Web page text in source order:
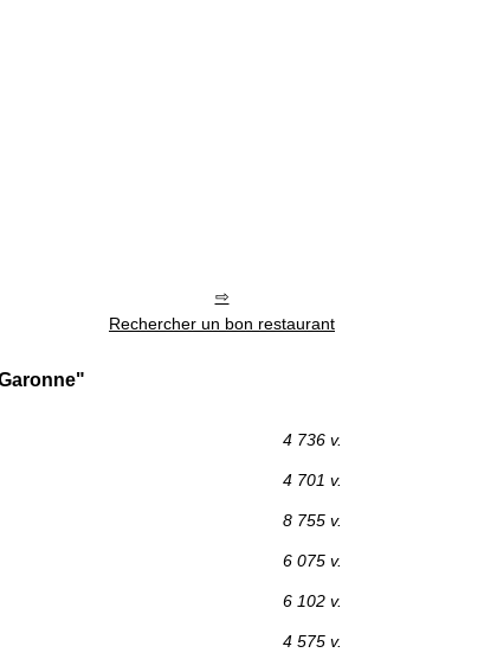
Rechercher un bon restaurant
4 736 v.
4 701 v.
8 755 v.
6 075 v.
6 102 v.
4 575 v.